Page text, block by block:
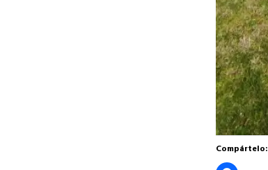
Compártelo: